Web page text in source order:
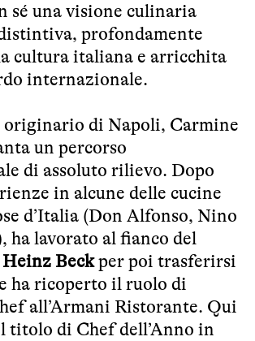
sé una visione culinaria
profondamente
cultura italiana e arricchita
internazionale.
originario di Napoli, Carmine
un percorso
di assoluto rilievo. Dopo
in alcune delle cucine
d’Italia (Don Alfonso, Nino
ha lavorato al fianco del
Heinz Beckper poi trasferirsi
ha ricoperto il ruolo di
all’Armani Ristorante. Qui
titolo di Chef dell’Anno in